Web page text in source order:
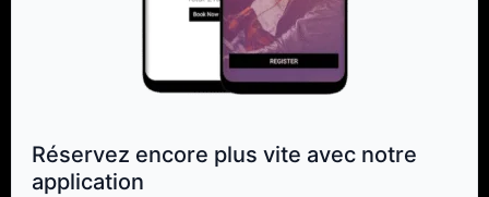
Réservez encore plus vite avec notre
application